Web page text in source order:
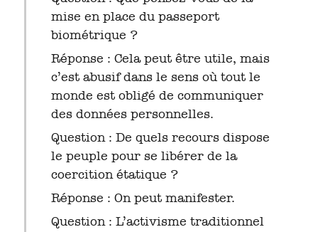
mise en place du passeport
biométrique ?
Réponse : Cela peut être utile, mais
c’est abusif dans le sens où tout le
monde est obligé de communiquer
des données personnelles.
Question : De quels recours dispose
le peuple pour se libérer de la
coercition étatique ?
Réponse : On peut manifester.
Question : L’activisme traditionnel